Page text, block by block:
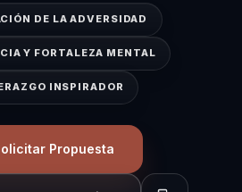
DE LA ADVERSIDAD
Y FORTALEZA MENTAL
INSPIRADOR
Propuesta